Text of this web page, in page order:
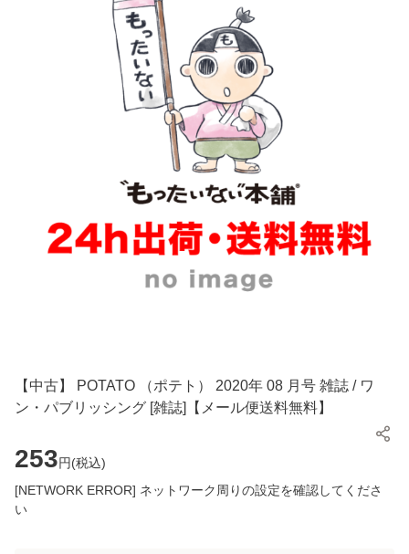
【中古】 POTATO （ポテト） 2020年 08 月号 雑誌 / ワ
ン・パブリッシング [雑誌]【メール便送料無料】
253円(税込)
[NETWORK ERROR] ネットワーク周りの設定を確認してくださ
い